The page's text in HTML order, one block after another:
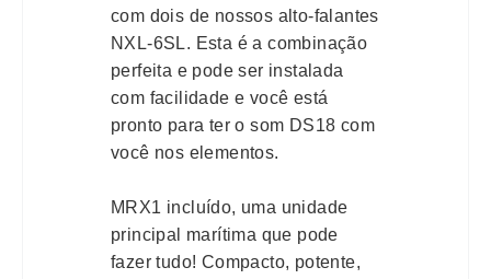
com dois de nossos alto-falantes
NXL-6SL. Esta é a combinação
perfeita e pode ser instalada
com facilidade e você está
pronto para ter o som DS18 com
você nos elementos.
MRX1 incluído, uma unidade
principal marítima que pode
fazer tudo! Compacto, potente,